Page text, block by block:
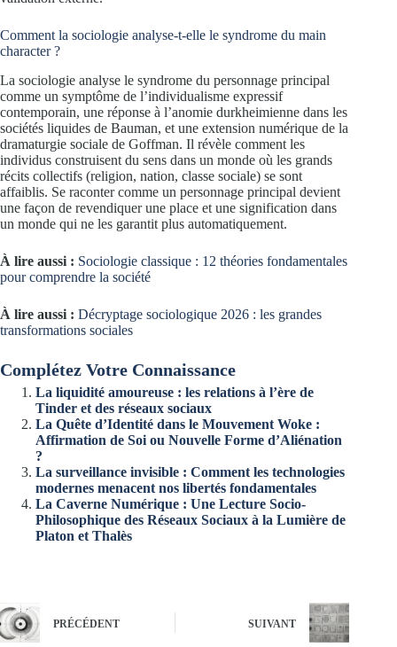
Comment la sociologie analyse-t-elle le syndrome du main
character ?
La sociologie analyse le syndrome du personnage principal
comme un symptôme de l’individualisme expressif
contemporain, une réponse à l’anomie durkheimienne dans les
sociétés liquides de Bauman, et une extension numérique de la
dramaturgie sociale de Goffman. Il révèle comment les
individus construisent du sens dans un monde où les grands
récits collectifs (religion, nation, classe sociale) se sont
affaiblis. Se raconter comme un personnage principal devient
une façon de revendiquer une place et une signification dans
un monde qui ne les garantit plus automatiquement.
À lire aussi : Sociologie classique : 12 théories fondamentales
pour comprendre la société
À lire aussi : Décryptage sociologique 2026 : les grandes
transformations sociales
Complétez Votre Connaissance
La liquidité amoureuse : les relations à l’ère de
Tinder et des réseaux sociaux
La Quête d’Identité dans le Mouvement Woke :
Affirmation de Soi ou Nouvelle Forme d’Aliénation
?
La surveillance invisible : Comment les technologies
modernes menacent nos libertés fondamentales
La Caverne Numérique : Une Lecture Socio-
Philosophique des Réseaux Sociaux à la Lumière de
Platon et Thalès
PRÉCÉDENT SUIVANT